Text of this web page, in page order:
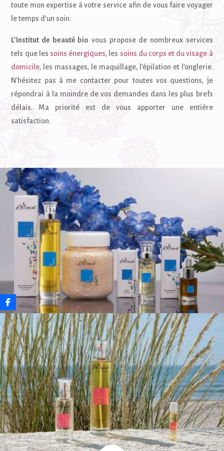
toute mon expertise à votre service afin de vous faire voyager
le temps d’un soin.
L’Institut de beauté bio vous propose de nombreux services
tels que les soins énergiques, les soins du corps et du visage à
domicile, les massages, le maquillage, l’épilation et l’onglerie.
N’hésitez pas à me contacter pour toutes vos questions, je
répondrai à la moindre de vos demandes dans les plus brefs
délais. Ma priorité est de vous apporter une entière
satisfaction.